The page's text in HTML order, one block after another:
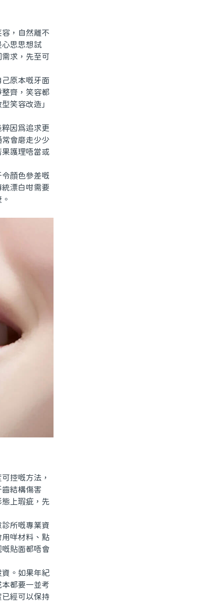
，自然離不
思思想試
求，先至可
原本嘅牙面
齊，笑容都
笑容改造」
因爲追求更
會磨走少少
護理唔當或
顔色參差嘅
漂白咁需要
控嘅方法，
結構傷害
上瑕疵，先
所嘅專業資
咩材料、點
貼面都唔會
。如果年紀
都要一並考
經可以保持